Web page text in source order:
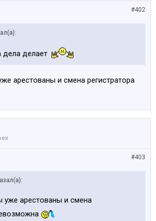
#402
дела делает
арестованы и смена регистратора
#403
арестованы и смена